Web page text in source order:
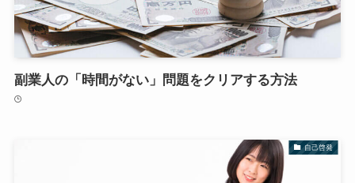
副業人の「時間がない」問題をクリアする方法
自己啓発